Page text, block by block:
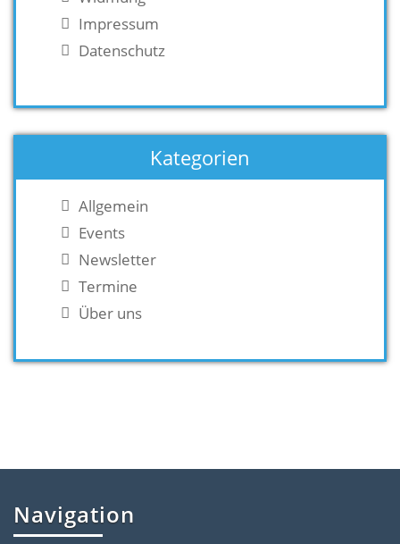
Impressum
Datenschutz
Kategorien
Allgemein
Events
Newsletter
Termine
Über uns
Navigation